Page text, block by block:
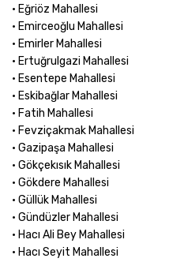
• Eğriöz Mahallesi
• Emirceoğlu Mahallesi
• Emirler Mahallesi
• Ertuğrulgazi Mahallesi
• Esentepe Mahallesi
• Eskibağlar Mahallesi
• Fatih Mahallesi
• Fevziçakmak Mahallesi
• Gazipaşa Mahallesi
• Gökçekısık Mahallesi
• Gökdere Mahallesi
• Güllük Mahallesi
• Gündüzler Mahallesi
• Hacı Ali Bey Mahallesi
• Hacı Seyit Mahallesi